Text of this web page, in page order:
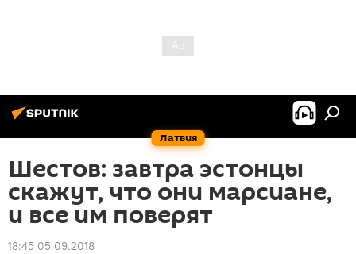
Латвия
Шестов: завтра эстонцы
скажут, что они марсиане,
и все им поверят
18:45 05.09.2018